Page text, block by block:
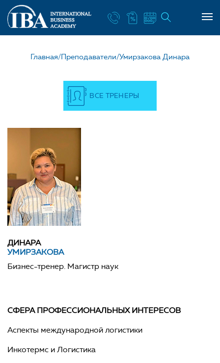
НАШ УЧИТЕЛЬ
Главная/Преподаватели/Умирзакова Динара
ВСЕ ТРЕНЕРЫ
ДИНАРА
УМИРЗАКОВА
Бизнес-тренер. Магистр наук
СФЕРА ПРОФЕССИОНАЛЬНЫХ ИНТЕРЕСОВ
Аспекты международной логистики
Инкотермс и Логистика